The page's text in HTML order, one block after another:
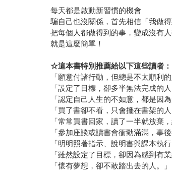
每天都是啟動新習慣的機會
騙自己也沒關係，首先相信「我做得
把每個人都做得到的事，變成沒有人
就是這麼簡單！
☆這本書特別推薦給以下這些讀者：
「願意付諸行動，但總是不太順利的
「設定了目標，卻多半無法完成的人
「認定自己人生的不如意，都是因
「買了書卻不看，只會擺在書架的人
「常常買書回家，讀了一半就放棄
「參加座談或讀書會衝勁滿滿，事
「明明照著指示、說明書與課本執
「雖然設定了目標，卻因為感到有
「懷有夢想，卻不敢踏出去的人。」